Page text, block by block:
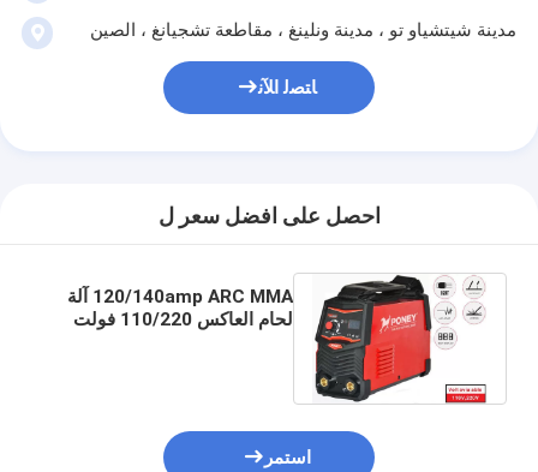
مدينة شيتشياو تو ، مدينة ونلينغ ، مقاطعة تشجيانغ ، الصين
ﺎﺘﺼﻟ ﺍﻶﻧ
احصل على افضل سعر ل
120/140amp ARC MMA آلة
لحام العاكس 110/220 فولت
استمر